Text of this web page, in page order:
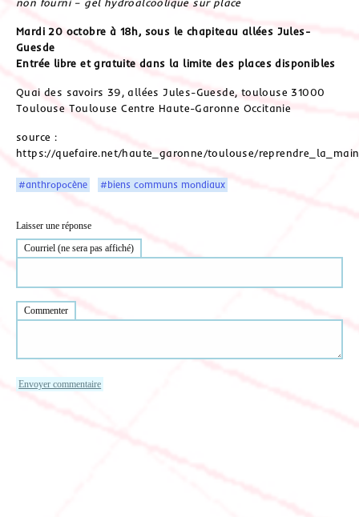
Mardi 20 octobre à 18h, sous le chapiteau allées Jules-
Guesde
Entrée libre et gratuite dans la limite des places disponibles
Quai des savoirs 39, allées Jules-Guesde, toulouse 31000
Toulouse Toulouse Centre Haute-Garonne Occitanie
source :
https://quefaire.net/haute_garonne/toulouse/
#anthropocène #biens communs mondiaux
Laisser une réponse
Courriel (ne sera pas affiché)
Commenter